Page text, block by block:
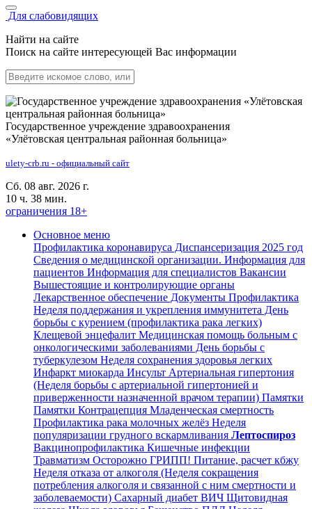
Для слабовидящих
Найти на сайте
Поиск на сайте интересующей Вас информации
Государственное учреждение здравоохранения
«Улётовская центральная районная больница»
ulety-crb.ru - официальный сайт
Сб. 08 авг. 2026 г.
10 ч. 38 мин.
ограничения 18+
Основное меню
Профилактика коронавируса Диспансеризация 2025 год
Сведения о медицинской организации. Информация для
пациентов Информация для специалистов Вакансии
Вышестоящие и контролирующие органы
Лекарственное обеспечение Документы Профилактика
Неделя поддержания и укрепления иммунитета День
борьбы с курением (профилактика рака легких)
Клещевой энцефалит Медицинская помощь больным с
онкологическими заболеваниями День борьбы с
туберкулезом Неделя сохранения здоровья легких
Инфаркт миокарда Инсульт Артериальная гипертония
(Неделя борьбы с артериальной гипертонией и
приверженности назначенной врачом терапии) Памятки
Памятки Контрацепция Младенческая смертность
Профилактика рака молочных желёз Неделя
популяризации грудного вскармливания Лептоспироз
Вакцинопрофилактика Кишечные инфекции
Травматизм Осторожно ГРИПП! Питание, расчет кбжу
Неделя отказа от алкоголя (Неделя сокращения
потребления алкоголя и связанной с ним смертности и
заболеваемости) Сахарный диабет ВИЧ Щитовидная